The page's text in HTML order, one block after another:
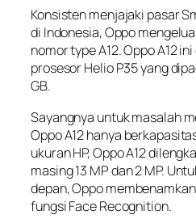
Konsisten menjajaki pasar
di Indonesia, Oppo
nomor type A12. Oppo A12
prosesor Helio P35 yang
GB.
Sayangnya untuk masalah
Oppo A12 hanya
ukuran HP, Oppo A12
masing 13 MP dan 2 MP.
depan, Oppo
fungsi Face Recognition.